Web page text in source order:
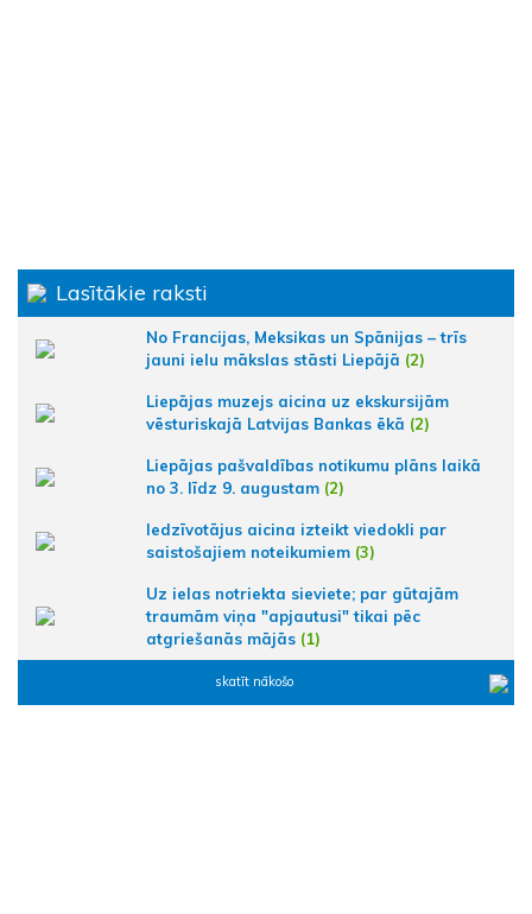
Lasītākie raksti
No Francijas, Meksikas un Spānijas – trīs
jauni ielu mākslas stāsti Liepājā (2)
Liepājas muzejs aicina uz ekskursijām
vēsturiskajā Latvijas Bankas ēkā (2)
Liepājas pašvaldības notikumu plāns laikā
no 3. līdz 9. augustam (2)
Iedzīvotājus aicina izteikt viedokli par
saistošajiem noteikumiem (3)
Uz ielas notriekta sieviete; par gūtajām
traumām viņa "apjautusi" tikai pēc
atgriešanās mājās (1)
skatīt nākošo